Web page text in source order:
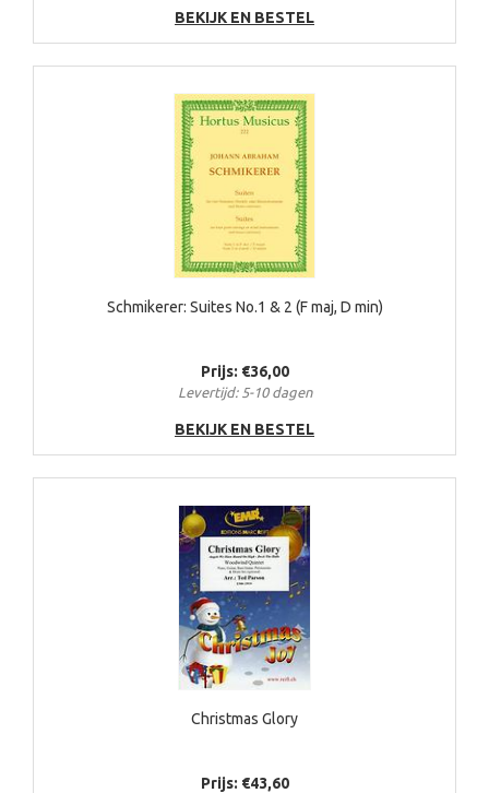
BEKIJK EN BESTEL
Schmikerer: Suites No.1 & 2 (F maj, D min)
Prijs: €36,00
Levertijd: 5-10 dagen
BEKIJK EN BESTEL
Christmas Glory
Prijs: €43,60